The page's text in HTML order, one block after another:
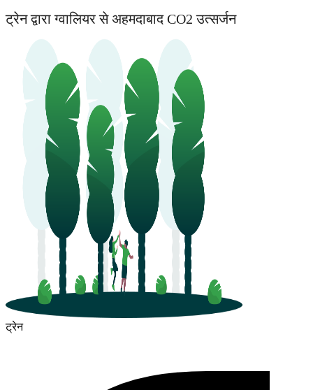
ट्रेन द्वारा ग्‍वालियर से अहमदाबाद CO2 उत्सर्जन
ट्रेन